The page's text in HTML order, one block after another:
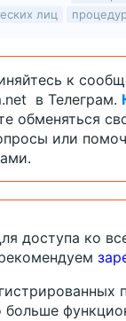
е
лиц
к
в Телеграм.
обменяться
или
доступа ко
больше